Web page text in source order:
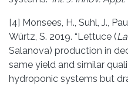
[4] Monsees, H., Suhl, J.,
Würtz, S. 2019. “Lettuce (
Salanova) production in
same yield and similar
hydroponic systems but